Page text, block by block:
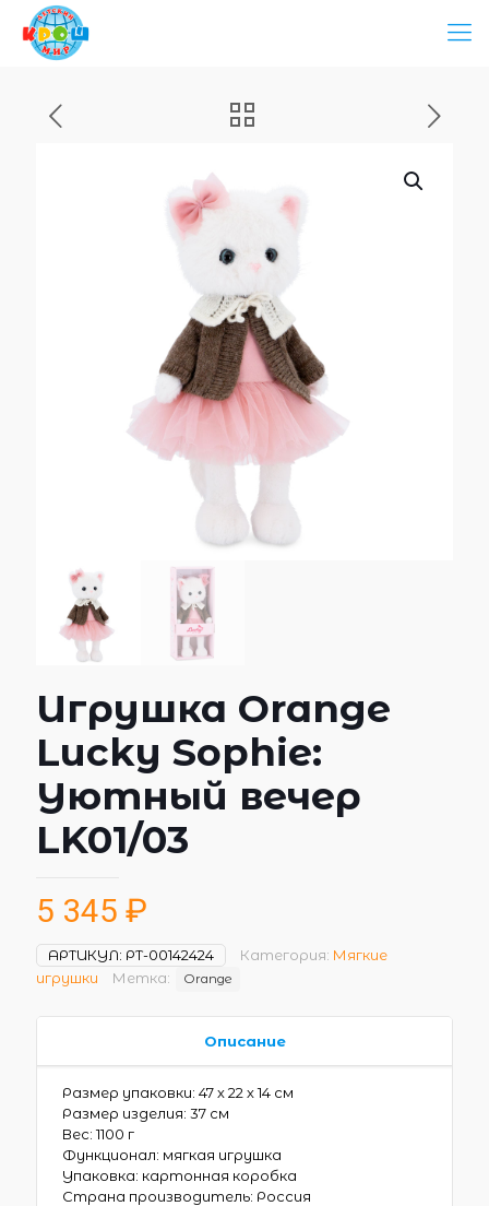
Игрушка Orange
Lucky Sophie:
Уютный вечер
LK01/03
5 345 ₽
АРТИКУЛ: РТ-00142424 Категория: Мягкие
игрушки
Метка: Orange
Описание
Размер упаковки: 47 х 22 х 14 см
Размер изделия: 37 см
Вес: 1100 г
Функционал: мягкая игрушка
Упаковка: картонная коробка
Страна производитель: Россия